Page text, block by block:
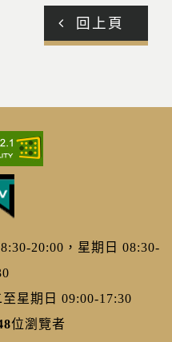
回上頁
20:00，星期日 08:30-
星期日 09:00-17:30
位瀏覽者